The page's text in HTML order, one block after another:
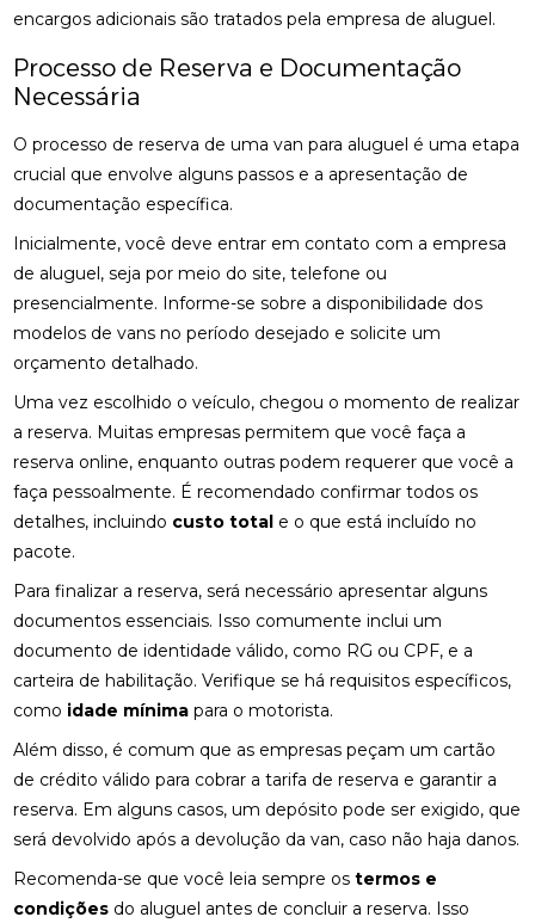
encargos adicionais são tratados pela empresa de aluguel.
Processo de Reserva e Documentação
Necessária
O processo de reserva de uma van para aluguel é uma etapa
crucial que envolve alguns passos e a apresentação de
documentação específica.
Inicialmente, você deve entrar em contato com a empresa
de aluguel, seja por meio do site, telefone ou
presencialmente. Informe-se sobre a disponibilidade dos
modelos de vans no período desejado e solicite um
orçamento detalhado.
Uma vez escolhido o veículo, chegou o momento de realizar
a reserva. Muitas empresas permitem que você faça a
reserva online, enquanto outras podem requerer que você a
faça pessoalmente. É recomendado confirmar todos os
detalhes, incluindo custo total e o que está incluído no
pacote.
Para finalizar a reserva, será necessário apresentar alguns
documentos essenciais. Isso comumente inclui um
documento de identidade válido, como RG ou CPF, e a
carteira de habilitação. Verifique se há requisitos específicos,
como idade mínima para o motorista.
Além disso, é comum que as empresas peçam um cartão
de crédito válido para cobrar a tarifa de reserva e garantir a
reserva. Em alguns casos, um depósito pode ser exigido, que
será devolvido após a devolução da van, caso não haja danos.
Recomenda-se que você leia sempre ostermos e
condições do aluguel antes de concluir a reserva. Isso